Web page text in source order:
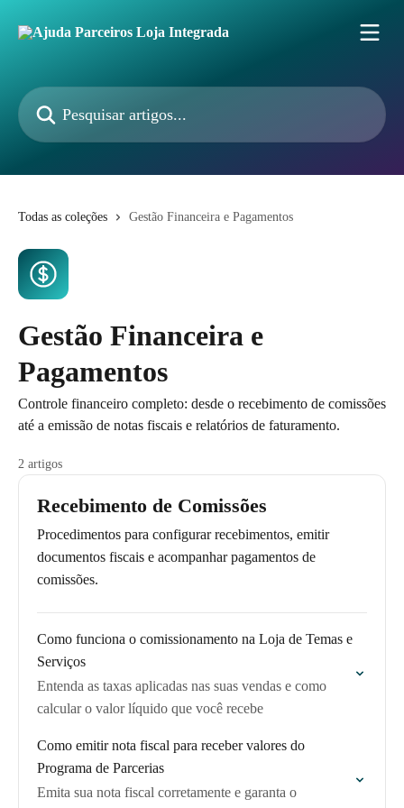
Pesquisar artigos...
Todas as coleções Gestão Financeira e Pagamentos
Gestão Financeira e
Pagamentos
Controle financeiro completo: desde o recebimento de comissões
até a emissão de notas fiscais e relatórios de faturamento.
2 artigos
Recebimento de Comissões
Procedimentos para configurar recebimentos, emitir
documentos fiscais e acompanhar pagamentos de
comissões.
Como funciona o comissionamento na Loja de Temas e
Serviços
Entenda as taxas aplicadas nas suas vendas e como
calcular o valor líquido que você recebe
Como emitir nota fiscal para receber valores do
Programa de Parcerias
Emita sua nota fiscal corretamente e garanta o